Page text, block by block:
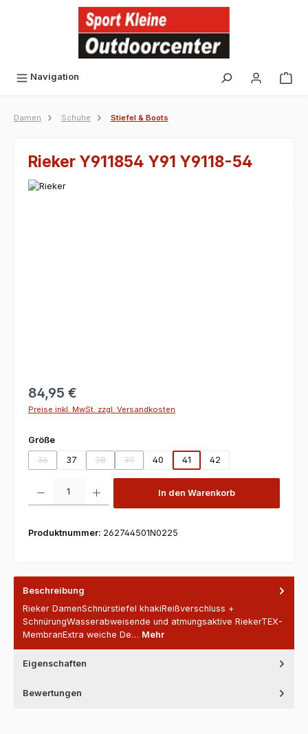
Navigation
Damen Schuhe Stiefel & Boots
Rieker Y911854 Y91 Y9118-54
84,95 €
Preise inkl. MwSt. zzgl. Versandkosten
Größeauswählen
36
(Diese Option ist zurzeit nicht verfügbar.)
37 38
(Diese Option ist zurzeit nicht verfügbar.)
39
(Diese Option ist zurzeit nicht verfügbar.)
40 41 42
In den Warenkorb
Produktnummer: 262744501N0225
Beschreibung
Rieker DamenSchnürstiefel khakiReißverschluss +
SchnürungWasserabweisende und atmungsaktive RiekerTEX-
MembranExtra weiche De… Mehr
Eigenschaften
Bewertungen